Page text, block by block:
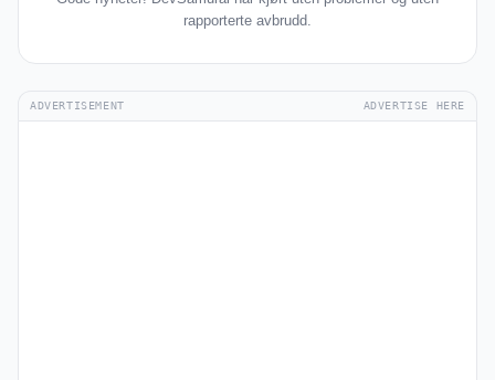
rapporterte avbrudd.
ADVERTISEMENT ADVERTISE HERE